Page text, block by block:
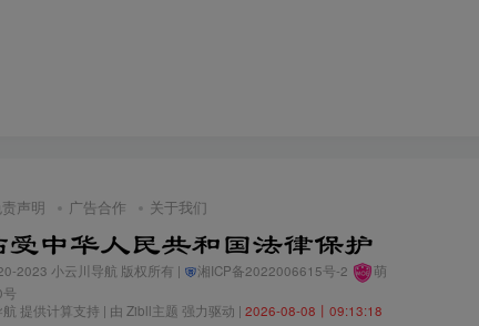
声明 广告合作 关于我们
2023 小云川导航 版权所有 | 湘ICP备2022006615号-2
萌
提供计算支持 | 由 Zibll主题 强力驱动 | 2026-08-08丨09:13:19